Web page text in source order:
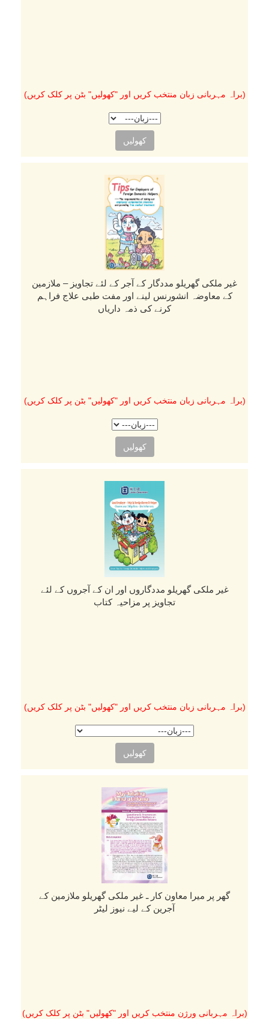
(براہ مہربانی زبان منتخب کریں اور "کھولیں" بٹن پر کلک کریں)
کھولیں
غیر ملکی گھریلو مددگار کے آجر کے لئے تجاویز – ملازمین
کے معاوضہ انشورنس لینے اور مفت طبی علاج فراہم
کرنے کی ذمہ داریاں
(براہ مہربانی زبان منتخب کریں اور "کھولیں" بٹن پر کلک کریں)
کھولیں
غیر ملکی گھریلو مددگاروں اور ان کے آجروں کے لئے
تجاویز پر مزاحیہ کتاب
(براہ مہربانی زبان منتخب کریں اور "کھولیں" بٹن پر کلک کریں)
کھولیں
گھر پر میرا معاون کار ـ غیر ملکی گھریلو ملازمین کے
آجرین کے لیے نیوز لیٹر
(براہ مہربانی ورژن منتخب کریں اور "کھولیں" بٹن پر کلک کریں)